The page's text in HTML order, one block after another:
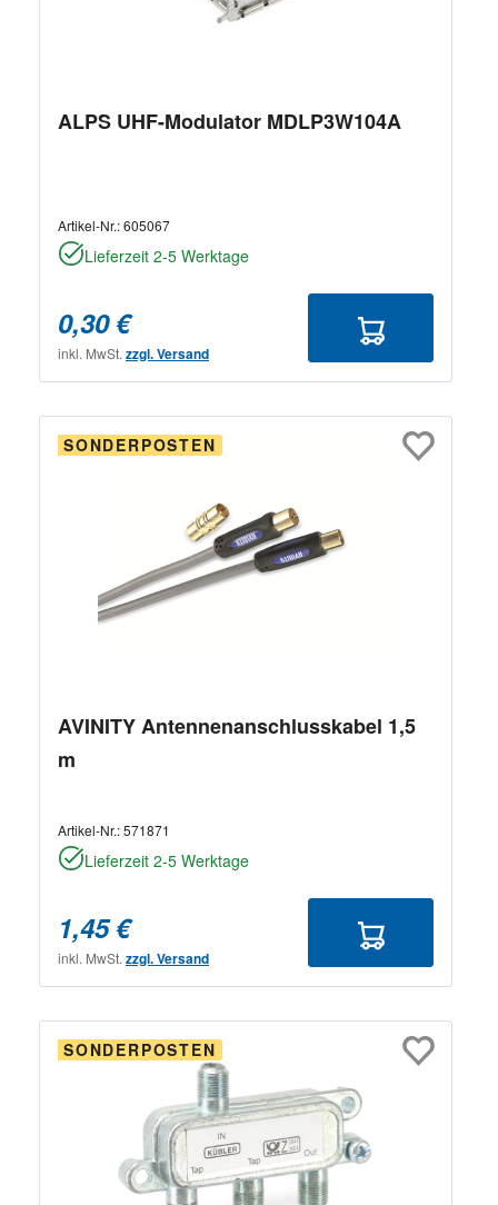
ALPS UHF-Modulator MDLP3W104A
Artikel-Nr.:605067
Lieferzeit 2-5 Werktage
0,30 €
inkl. MwSt. zzgl. Versand
SONDERPOSTEN
AVINITY Antennenanschlusskabel 1,5
m
Artikel-Nr.:571871
Lieferzeit 2-5 Werktage
1,45 €
inkl. MwSt. zzgl. Versand
SONDERPOSTEN